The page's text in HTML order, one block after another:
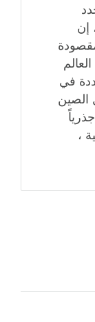
إن
في
الصين
،